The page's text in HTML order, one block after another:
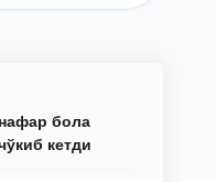
бола
кетди